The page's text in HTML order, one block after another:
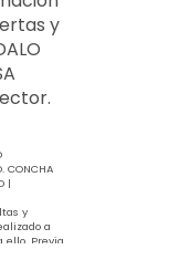
y
CONCHA
|
y
a
ello. Previa